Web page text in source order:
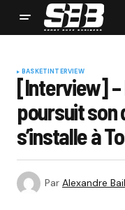
BASKETINTERVIEW
[Interview] –
poursuit son
s’installe à
Par Alexandre